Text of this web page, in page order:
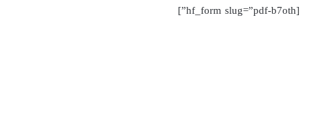
[hf_form slug=”pdf-b7oth”]